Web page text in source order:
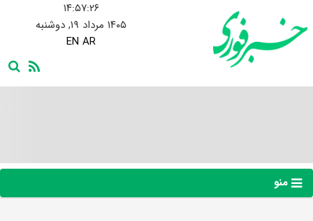
۱۴:۵۷:۲۷
۱۴۰۵ مرداد ۱۹, دوشنبه
EN AR
منو